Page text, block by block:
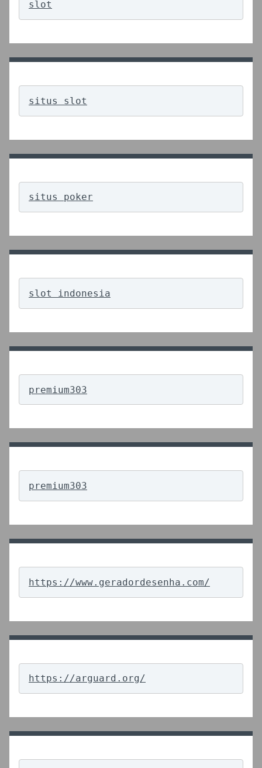
slot
situs slot
situs poker
slot indonesia
premium303
premium303
https://www.geradordesenha.com/
https://arguard.org/